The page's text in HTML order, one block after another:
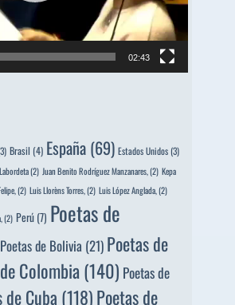
02:43
Brasil (4) España (69) Estados Unidos(3)
(2) Juan Benito Rodríguez Manzanares, (2) Kepa
(2) Luis Llorèns Torres, (2) Luis López Anglada, (2)
(2) Perú (7) Poetas de
Poetas de Bolivia (21) Poetas de
Colombia(140) Poetas de
de Cuba (118)Poetas de